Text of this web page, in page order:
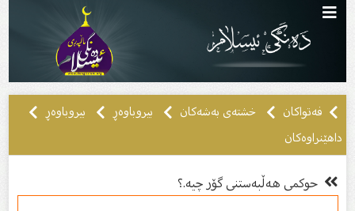
فەتواکان خشتەی بەشەکان بیروباوەڕ
بیروباوه‌ڕ
داهێنراوه‌کان
حوکمی هه‌ڵبه‌ستنی گۆر چیە.؟